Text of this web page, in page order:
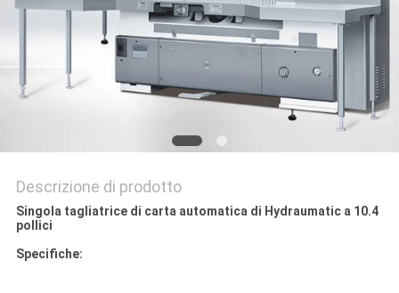
Descrizione di prodotto
Singola tagliatrice di carta automatica di Hydraumatic a 10.4
pollici
Specifiche: